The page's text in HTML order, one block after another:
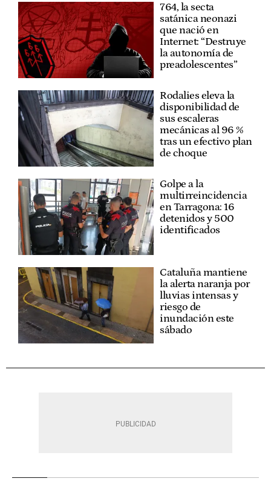
764, la secta
satánica neonazi
que nació en
Internet: “Destruye
la autonomía de
preadolescentes”
Rodalies eleva la
disponibilidad de
sus escaleras
mecánicas al 96 %
tras un efectivo plan
de choque
Golpe a la
multirreincidencia
en Tarragona: 16
detenidos y 500
identificados
Cataluña mantiene
la alerta naranja por
lluvias intensas y
riesgo de
inundación este
sábado